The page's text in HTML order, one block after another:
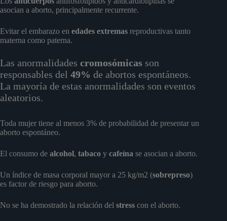
asocian a aborto, principalmente recurrente.
Evitar el embarazo en edades extremas reproductivas tanto
materna como paterna.
Las anormalidades cromosómicas son
responsables del 49% de abortos espontáneos.
La mayoría de estas anormalidades son eventos
aleatorios.
Toda mujer tiene al menos 3% de probabilidad de presentar un
aborto espontáneo.
El consumo de alcohol, tabaco y cafeína se asocian a aborto.
Un índice de masa corporal mayor a 25 kg/m2 (sobrepreso)
es factor de riesgo para aborto.
No se ha demostrado la relación del stress con el aborto.